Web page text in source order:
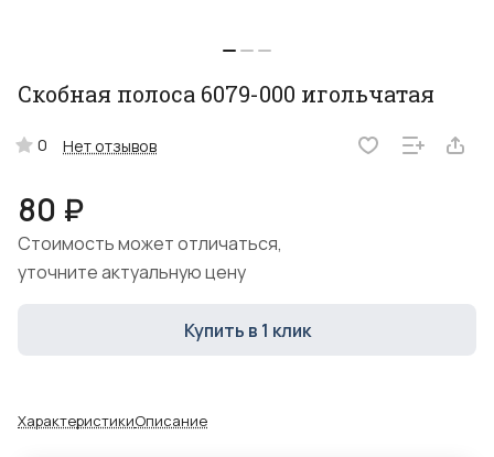
Скобная полоса 6079-000 игольчатая
0 Нет отзывов
80 ₽
Стоимость может отличаться,
уточните актуальную цену
Купить в 1 клик
ХарактеристикиОписание